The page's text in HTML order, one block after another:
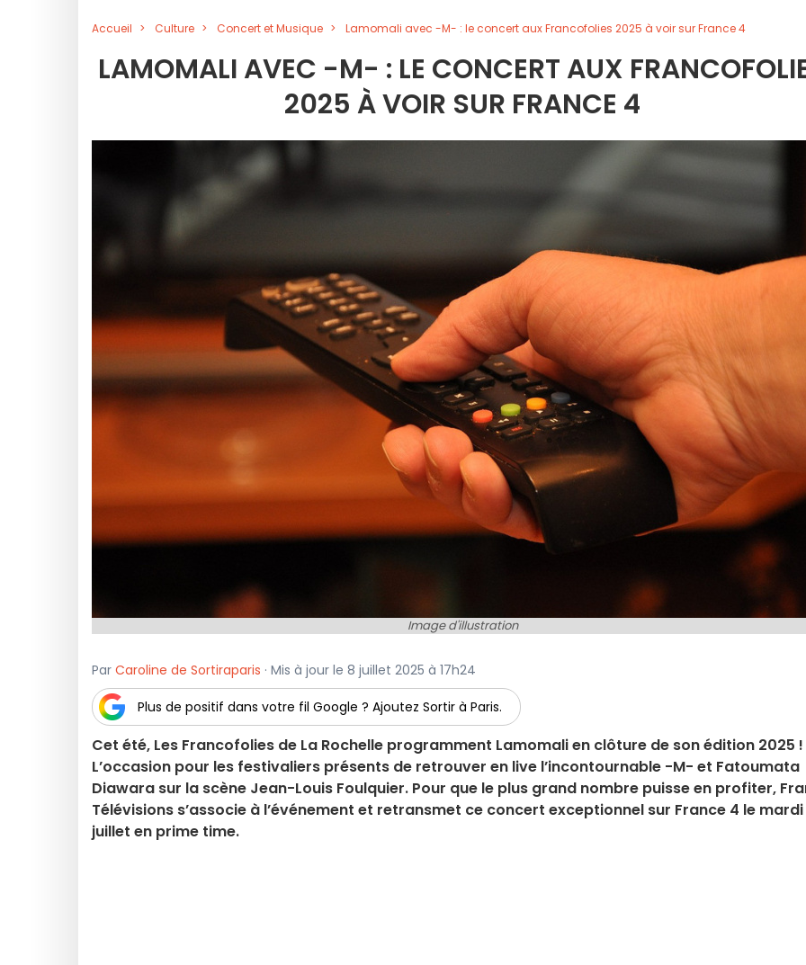
Accueil Culture Concert et Musique Lamomali avec -M- : le concert aux Francofolies 2025 à voir sur France 4
LAMOMALI AVEC -M- : LE CONCERT AUX
2025 À VOIR SUR FRANCE 4
Image d'illustration
Par Caroline de Sortiraparis · Mis à jour le 8 juillet 2025 à 17h24
Plus de positif dans votre fil Google ? Ajoutez Sortir à Paris.
Cet été, Les Francofolies de La Rochelle programment Lamomali en clôture de son édition 2025 !
L’occasion pour les festivaliers présents de retrouver en live l’incontournable -M- et Fatoumata
Diawara sur la scène Jean-Louis Foulquier. Pour que le plus grand nombre puisse en profiter,
Télévisions s’associe à l’événement et retransmet ce concert exceptionnel sur France 4 le mardi
juillet en prime time.